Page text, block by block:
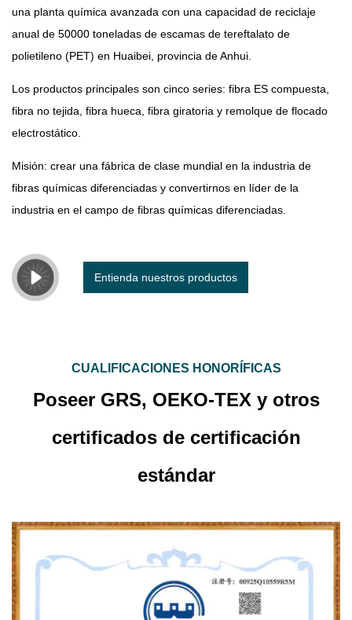
una planta química avanzada con una capacidad de reciclaje
anual de 50000 toneladas de escamas de tereftalato de
polietileno (PET) en Huaibei, provincia de Anhui.
Los productos principales son cinco series: fibra ES compuesta,
fibra no tejida, fibra hueca, fibra giratoria y remolque de flocado
electrostático.
Misión: crear una fábrica de clase mundial en la industria de
fibras químicas diferenciadas y convertirnos en líder de la
industria en el campo de fibras químicas diferenciadas.
Entienda nuestros productos
CUALIFICACIONES HONORÍFICAS
Poseer GRS, OEKO-TEX y otros
certificados de certificación
estándar